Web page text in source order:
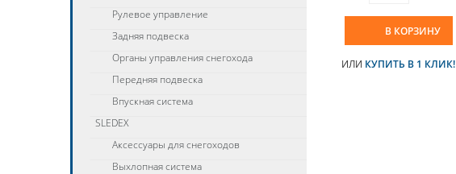
В КОРЗИНУ
ИЛИ КУПИТЬ В 1 КЛИК!
Рулевое управление
Задняя подвеска
Органы управления снегохода
Передняя подвеска
Впускная система
SLEDEX
Аксессуары для снегоходов
Выхлопная система